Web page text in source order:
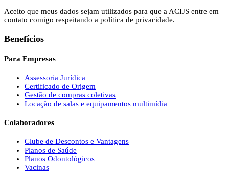
Aceito que meus dados sejam utilizados para que a ACIJS entre em
contato comigo respeitando a política de privacidade.
Benefícios
Para Empresas
Assessoria Jurídica
Certificado de Origem
Gestão de compras coletivas
Locação de salas e equipamentos multimídia
Colaboradores
Clube de Descontos e Vantagens
Planos de Saúde
Planos Odontológicos
Vacinas